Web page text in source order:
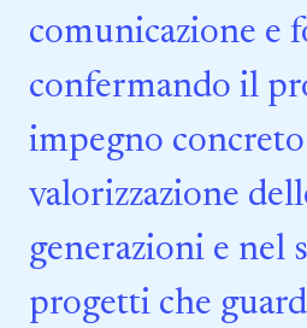
comunicazione e
confermando il
impegno
valorizzazione
generazioni e nel
progetti che